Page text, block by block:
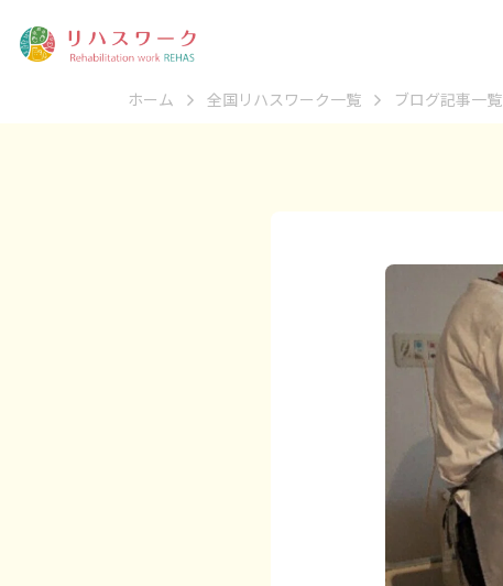
ホーム 全国リハスワーク一覧 ブログ記事一覧